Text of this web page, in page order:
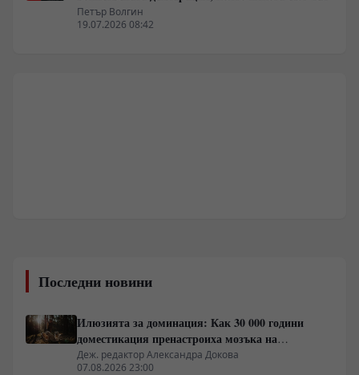
Петър Волгин
19.07.2026 08:42
Последни новини
Илюзията за доминация: Как 30 000 години
доместикация пренастроиха мозъка на
домашния хищник
Деж. редактор Александра Докова
07.08.2026 23:00